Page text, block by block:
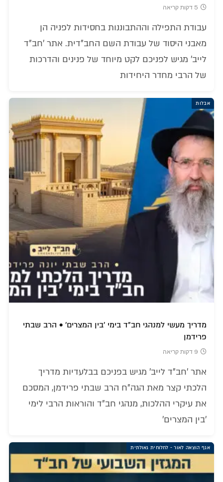
5 דקות קריאה
עבודת התפילה וההתבוננות בחסידות לפניה הן
מאבני היסוד של עבודת השם החב"דית. אתר 'חב"ד
לייב' מגיש לפניכם לקט מיוחד של פנינים והדרכות
של הרבי מחדר היחידות
אבלות
מדריך מעשי למנהגי חב"ד בימי 'בין המצרים' • הרב שבתי
פרידמן
9 דקות קריאה
אתר 'חב"ד לייב' מגיש בפניכם בבלעדיות מדריך
הלכתי קצר מאת הגה"ח הרב שבתי פרידמן, המסכם
את עיקרי ההלכות, מנהגי חב"ד והוראות הרבי לימי
'בין המצרים'
אגף הוצאה לאור - לחלוחית גאולתית